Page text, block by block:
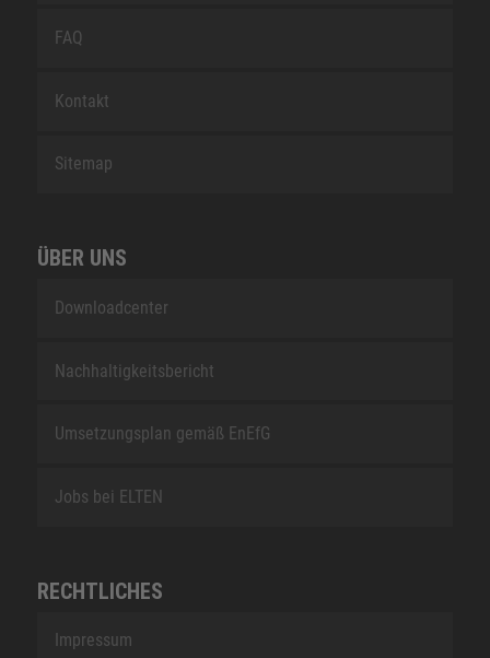
FAQ
Kontakt
Sitemap
ÜBER UNS
Downloadcenter
Nachhaltigkeitsbericht
Umsetzungsplan gemäß EnEfG
Jobs bei ELTEN
RECHTLICHES
Impressum